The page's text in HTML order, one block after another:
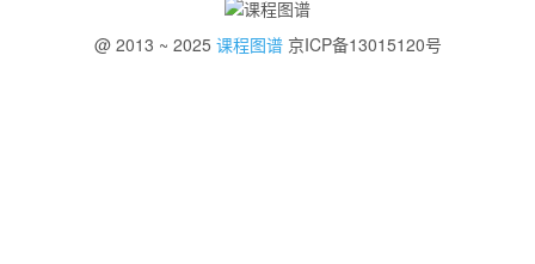
@ 2013 ~ 2025 课程图谱京ICP备13015120号